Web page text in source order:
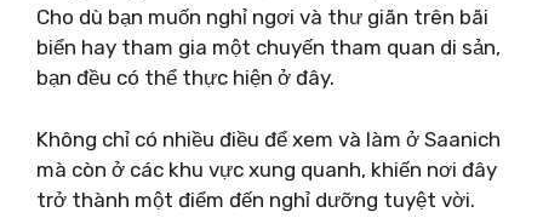
Cho dù bạn muốn nghỉ ngơi và thư giãn trên bãi
biển hay tham gia một chuyến tham quan di sản,
bạn đều có thể thực hiện ở đây.
Không chỉ có nhiều điều để xem và làm ở Saanich
mà còn ở các khu vực xung quanh, khiến nơi đây
trở thành một điểm đến nghỉ dưỡng tuyệt vời.